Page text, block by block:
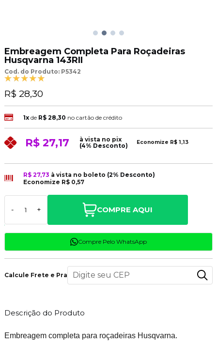
Embreagem Completa Para Roçadeiras
Husqvarna 143RII
Cod. do Produto: P5342
R$ 28,30
1xde R$ 28,30 no cartão de crédito
R$ 27,17
à vista no pix
(4% Desconto)
Economize R$ 1,13
R$ 27,73 à vista no boleto (2% Desconto)
Economize R$ 0,57
- + COMPRE AQUI
Compre Pelo WhatsApp
Calcule Frete e Prazo
Descrição do Produto
Embreagem completa para roçadeiras Husqvarna.